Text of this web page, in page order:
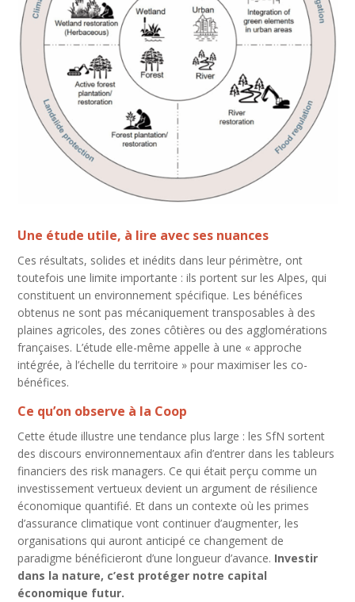
Une étude utile, à lire avec ses nuances
Ces résultats, solides et inédits dans leur périmètre, ont
toutefois une limite importante : ils portent sur les Alpes, qui
constituent un environnement spécifique. Les bénéfices
obtenus ne sont pas mécaniquement transposables à des
plaines agricoles, des zones côtières ou des agglomérations
françaises. L’étude elle-même appelle à une « approche
intégrée, à l’échelle du territoire » pour maximiser les co-
bénéfices.
Ce qu’on observe à la Coop
Cette étude illustre une tendance plus large : les SfN sortent
des discours environnementaux afin d’entrer dans les tableurs
financiers des risk managers. Ce qui était perçu comme un
investissement vertueux devient un argument de résilience
économique quantifié. Et dans un contexte où les primes
d’assurance climatique vont continuer d’augmenter, les
organisations qui auront anticipé ce changement de
paradigme bénéficieront d’une longueur d’avance. Investir
dans la nature, c’est protéger notre capital
économique futur.